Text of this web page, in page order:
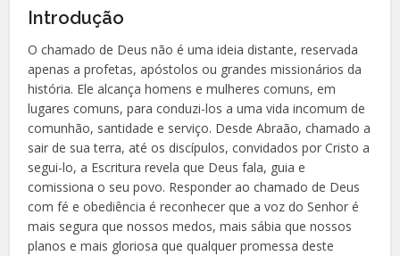
Introdução
O chamado de Deus não é uma ideia distante, reservada
apenas a profetas, apóstolos ou grandes missionários da
história. Ele alcança homens e mulheres comuns, em
lugares comuns, para conduzi-los a uma vida incomum de
comunhão, santidade e serviço. Desde Abraão, chamado a
sair de sua terra, até os discípulos, convidados por Cristo a
segui-lo, a Escritura revela que Deus fala, guia e
comissiona o seu povo. Responder ao chamado de Deus
com fé e obediência é reconhecer que a voz do Senhor é
mais segura que nossos medos, mais sábia que nossos
planos e mais gloriosa que qualquer promessa deste